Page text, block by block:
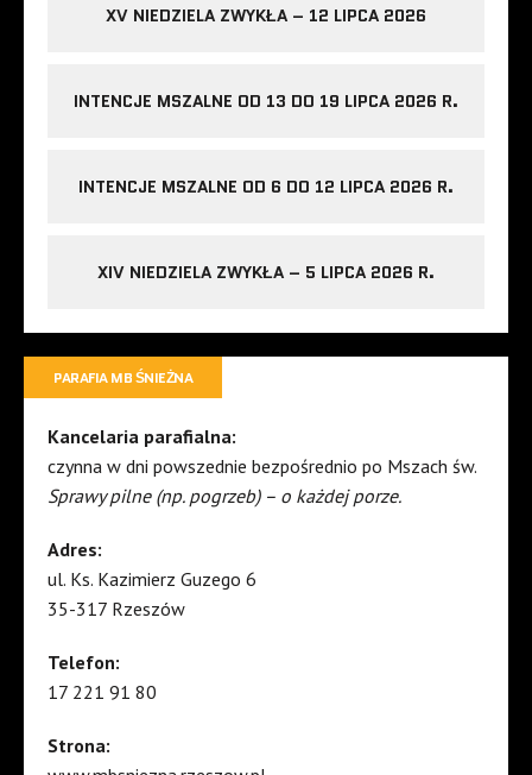
XV NIEDZIELA ZWYKŁA – 12 LIPCA 2026
INTENCJE MSZALNE OD 13 DO 19 LIPCA 2026 R.
INTENCJE MSZALNE OD 6 DO 12 LIPCA 2026 R.
XIV NIEDZIELA ZWYKŁA – 5 LIPCA 2026 R.
PARAFIA MB ŚNIEŻNA
Kancelaria parafialna:
czynna w dni powszednie bezpośrednio po Mszach św.
Sprawy pilne (np. pogrzeb) – o każdej porze.
Adres:
ul. Ks. Kazimierz Guzego 6
35-317 Rzeszów
Telefon:
17 221 91 80
Strona: